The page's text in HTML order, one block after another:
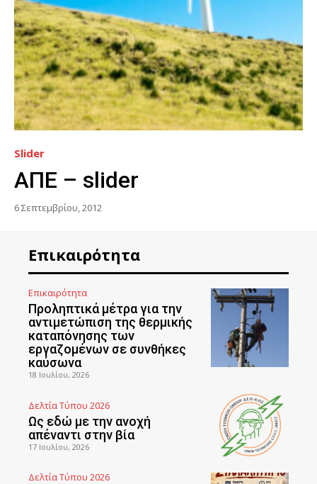
Slider
ΑΠΕ – slider
6 Σεπτεμβρίου, 2012
Επικαιρότητα
Επικαιρότητα
Προληπτικά μέτρα για την
αντιμετώπιση της θερμικής
καταπόνησης των
εργαζομένων σε συνθήκες
καύσωνα
18 Ιουλίου, 2026
Δελτία Τύπου 2026
Ως εδώ με την ανοχή
απέναντι στην βία
17 Ιουλίου, 2026
Δελτία Τύπου 2026